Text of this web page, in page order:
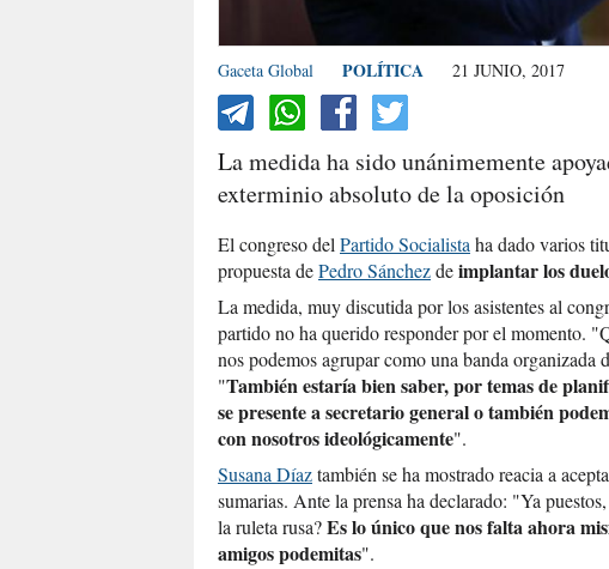
Gaceta Global POLÍTICA 21 JUNIO, 2017
La medida ha sido unánimemente
exterminio absoluto de la oposición
El congreso delPartido Socialistaha dado varios
propuesta dePedro Sánchezdeimplantar los
La medida, muy discutida por los asistentes al
partido no ha querido responder por el momento.
nos podemos agrupar como una banda organizada
"También estaría bien saber, por temas de
se presente a secretario general o también
con nosotros ideológicamente".
Susana Díaztambién se ha mostrado reacia a
sumarias. Ante la prensa ha declarado: "Ya
la ruleta rusa?Es lo único que nos falta ahora
amigos podemitas".